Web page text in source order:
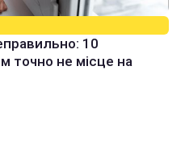
10
точно не місце на